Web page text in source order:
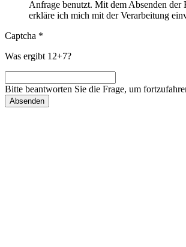
Anfrage benutzt. Mit dem Absenden der
erkläre ich mich mit der Verarbeitung
Captcha *
Was ergibt 12+7?
Bitte beantworten Sie die Frage, um
Absenden